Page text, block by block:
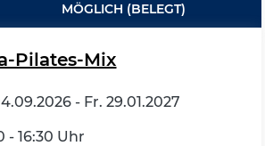
MÖGLICH (BELEGT)
Pilates-Mix
- Fr. 29.01.2027
- 16:30 Uhr